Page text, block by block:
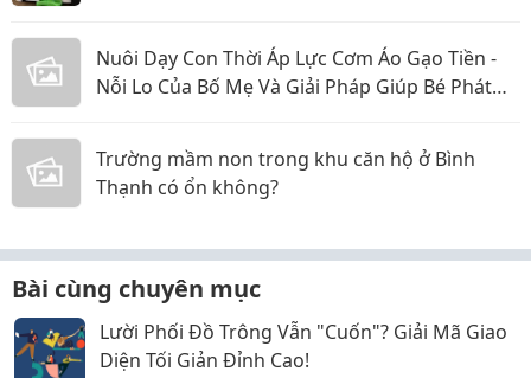
Nuôi Dạy Con Thời Áp Lực Cơm Áo Gạo Tiền -
Nỗi Lo Của Bố Mẹ Và Giải Pháp Giúp Bé Phát
Trường mầm non trong khu căn hộ ở Bình
Thạnh có ổn không?
Bài cùng chuyên mục
Lười Phối Đồ Trông Vẫn "Cuốn"? Giải Mã Giao
Diện Tối Giản Đỉnh Cao!